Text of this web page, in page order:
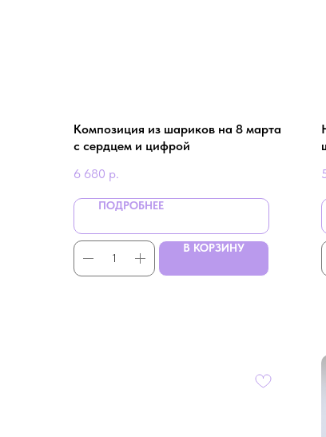
Композиция из шариков на 8 марта
с сердцем и цифрой
6 680 р.
ПОДРОБНЕЕ
В КОРЗИНУ